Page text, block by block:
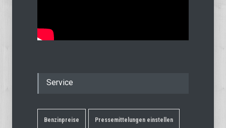
Service
Benzinpreise Pressemittelungen einstellen